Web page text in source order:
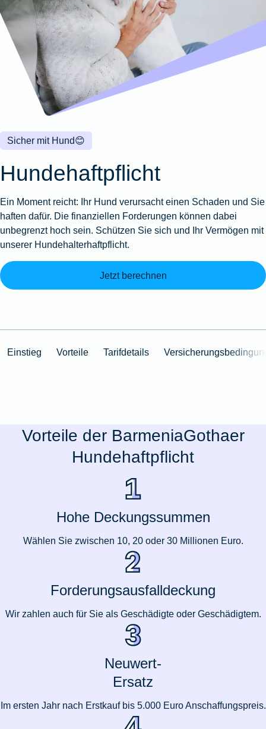
Wohnungsschutzbrief
Zur
Produktübersicht
Gewässerschadenhaftpflicht
Zur
Produktübersicht
Zur
Produktübersicht
Reisehaftpflichtversicherung
Reiserücktrittsversicherung
Zur
Produktübersicht
Zur
Produktübersicht
Zur
Produktübersicht
Zur
Produktübersicht
Montageversicherung
Zur
Produktübersicht
Gruppenunfall für
Betriebe
Gruppenunfall für
Vereine
Produktübersicht
Kunstversicherung
Ausstellungsversicherung
Valorenversicherung
Oldtimersammlungsversicherung
Zur
😊
Sicher mit Hund
Hundehaftpflicht
Ein Moment reicht: Ihr Hund verursacht einen Schaden und Sie
haften dafür. Die finanziellen Forderungen können dabei
unbegrenzt hoch sein. Schützen Sie sich und Ihr Vermögen mit
unserer Hundehalterhaftpflicht.
Jetzt berechnen
Einstieg Vorteile Tarifdetails
Vorteile der BarmeniaGothaer
Hundehaftpflicht
Hohe Deckungssummen
Wählen Sie zwischen 10, 20 oder 30 Millionen Euro.
Forderungsausfalldeckung
Wir zahlen auch für Sie als Geschädigte oder Geschädigtem.
Neuwert-
Ersatz
Im ersten Jahr nach Erstkauf bis 5.000 Euro Anschaffungspreis.